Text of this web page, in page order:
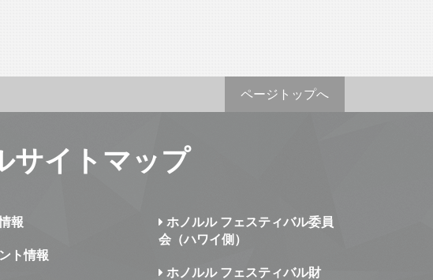
ページトップへ
サイトマップ
報
ト情報
ホノルル フェスティバル委員
会（ハワイ側）
ホノルル フェスティバル財